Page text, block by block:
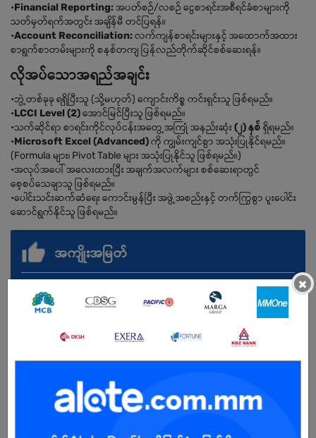
•Financial Reporting:အပတ်စဉ်/လစဉ် ငွေစာရင်းအစီရင်ခံစာများကို
သတ်မှတ်ရက်အတွင်း အချိန်မီ တင်ပြရန်။
•Account Reconciliation:လက်ကျန်စာရင်းများနှင့် အထောက်အထား
စာရွက်စာတမ်းများကို စနစ်တကျ ပြန်လည်တိုက်ဆိုင်စစ်ဆေးရန်။
လိုအပ်သောအရည်အချင်း
•ဘွဲ့တစ်ခုခု ရရှိပြီးသူ (သို့မဟုတ်) ကျောင်းကိစ္စ ကင်းရှင်းသူ ဖြစ်ရမည်။
•LCCI Level (2)အောင်မြင်ပြီးသူ ဖြစ်ရမည်။
•သက်ဆိုင်ရာ စာရင်းကိုင်လုပ်ငန်းအတွေ့အကြုံ အနည်းဆုံး (၂) နှစ် ရှိရမည်။
•Microsoft Excel (Advanced)ကို ကျွမ်းကျင်စွာ အသုံးပြုနိုင်ရမည်။
(Formula များ၊ Pivot Table များ အသုံးပြုနိုင်သူ ဖြစ်ရမည်။)
•အလုပ်အပေါ် အလေးထားပြီး အချက်အလက်များ စစ်ဆေးရာတွင်
စေ့စပ်သေချာသူ ဖြစ်ရမည်။
•ပေါင်းသင်းဆက်ဆံရေး ကောင်းမွန်ပြီး အဖွဲ့အစည်းနှင့် တက်ကြွစွာ ပူးပေါင်း
ဆောင်ရွက်နိုင်သူ ဖြစ်ရမည်။
အကျိုးအမြတ်
Additional Allowance
×